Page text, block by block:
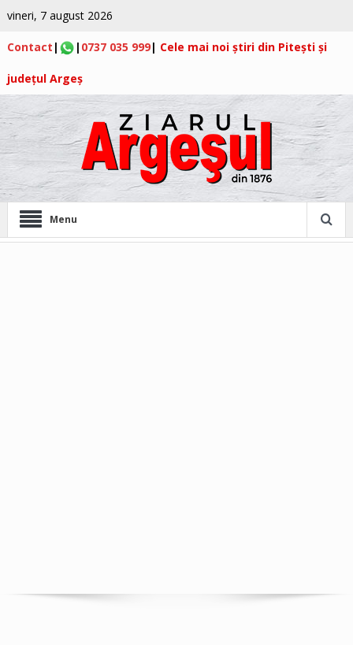
vineri, 7 august 2026
Contact | | 0737 035 999| Cele mai noi știri din Pitești și
județul Argeș
Menu